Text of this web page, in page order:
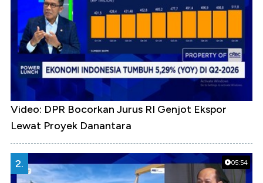
Video: DPR Bocorkan Jurus RI Genjot Ekspor
Lewat Proyek Danantara
05:54
2.